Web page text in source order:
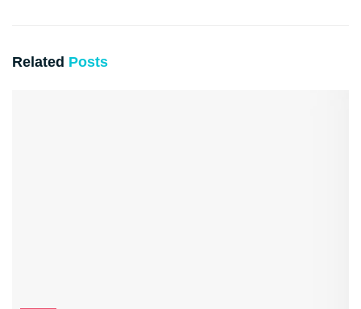
Related Posts